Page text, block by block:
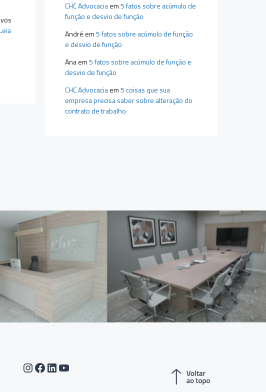
CHC Advocaciaem5 fatos sobre acúmulo de
função e desvio de função
André em5 fatos sobre acúmulo de função
e desvio de função
Anaem5 fatos sobre acúmulo de função e
desvio de função
CHC Advocaciaem5 coisas que sua
empresa precisa saber sobre alteração do
contrato de trabalho
Instagram
Facebook
LinkedIn
Youtube